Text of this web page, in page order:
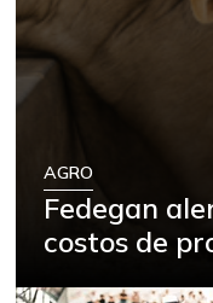
AGRO
Fedegan
costos de